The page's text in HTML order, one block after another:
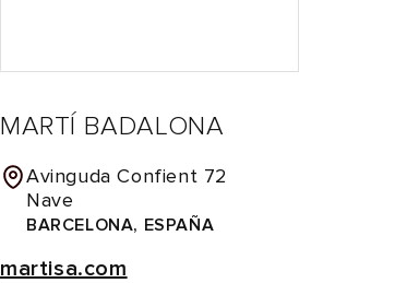
MARTÍ BADALONA
Avinguda Confient 72
Nave
BARCELONA, ESPAÑA
martisa.com